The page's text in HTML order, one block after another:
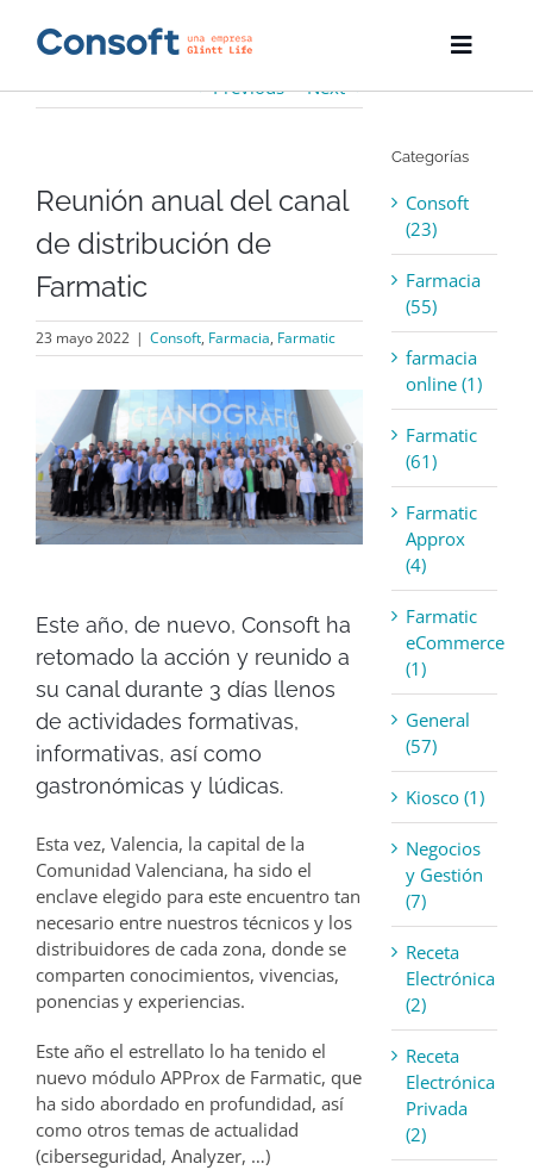
Toggle
Servicios
Blog
Empresa
Contacto
Previous Next
Reunión anual del canal
de distribución de
Farmatic
23 mayo 2022 | Consoft, Farmacia, Farmatic
View
Larger
Image
Este año, de nuevo, Consoft ha
retomado la acción y reunido a
su canal durante 3 días llenos
de actividades formativas,
informativas, así como
gastronómicas y lúdicas.
Esta vez, Valencia, la capital de la
Comunidad Valenciana, ha sido el
enclave elegido para este encuentro tan
necesario entre nuestros técnicos y los
distribuidores de cada zona, donde se
comparten conocimientos, vivencias,
ponencias y experiencias.
Este año el estrellato lo ha tenido el
nuevo módulo APProx de Farmatic, que
ha sido abordado en profundidad, así
como otros temas de actualidad
(ciberseguridad, Analyzer, …)
Categorías
Consoft
(23)
Farmacia
(55)
farmacia
online (1)
Farmatic
(61)
Farmatic
Approx
(4)
Farmatic
eCommerce
(1)
General
(57)
Kiosco (1)
Negocios
y Gestión
(7)
Receta
Electrónica
(2)
Receta
Electrónica
Privada
(2)